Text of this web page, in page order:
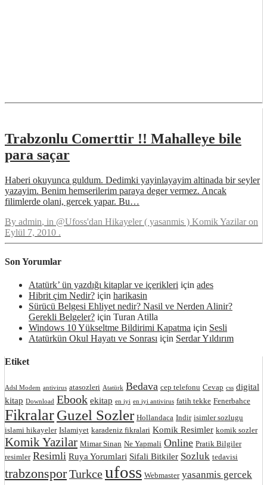
Trabzonlu Comerttir !! Mahalleye bile
para saçar
Haberi okuyunca guldum. Dedimki yayinlayayim altinada bir seyler
yazayim. Benim hemserilerim paraya deger vermez. Ancak
filimlerde olani, gercek yapar. Bu…
By admin, in @Ufoss'dan Hikayeler ( yasanmis ) Komik Yazilar on
Eylül 7, 2010 .
Son Yorumlar
Atatürk’ ün yazdığı kitaplar ve içerikleri için ades
Hibrit çim Nedir? için harikasin
Sürücü Belgesi Ehliyet nedir? Nasil ve Nerden Alinir?
Gerekli Belgeler? için Turan Atilla
Windows 10 Yükseltme Bildirimi Kapatma için Sesli
Atatürkün Okul Hayatı ve Sonrası için Serdar Yıldırım
Etiket
Adsl Modem antivirus atasozleri Atatürk Bedava cep telefonu Cevap css digital
kitap Download Ebook ekitap en iyi en iyi antivirus fatih tekke Fenerbahce
FikralarGuzel Sozler Hollandaca Indir isimler sozlugu
islami hikayeler Islamiyet karadeniz fikralari Komik Resimler komik sozler
Komik Yazilar Mimar Sinan Ne Yapmali Online Pratik Bilgiler
resimler Resimli Ruya Yorumlari Sifali Bitkiler Sozluk tedavisi
trabzonsporTurkceufoss Webmaster yasanmis gercek